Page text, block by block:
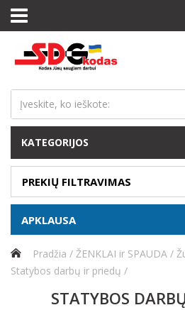
KATEGORIJOS
PREKIŲ FILTRAVIMAS
APKLAUSA
Pradžia ŽENKLAI ir SPAUDA
Statybos darbų ir priedų
STATYBOS